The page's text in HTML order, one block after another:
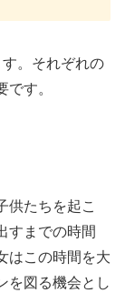
。それぞれの
す。
供たちを起こ
すまでの時間
はこの時間を大
を図る機会とし